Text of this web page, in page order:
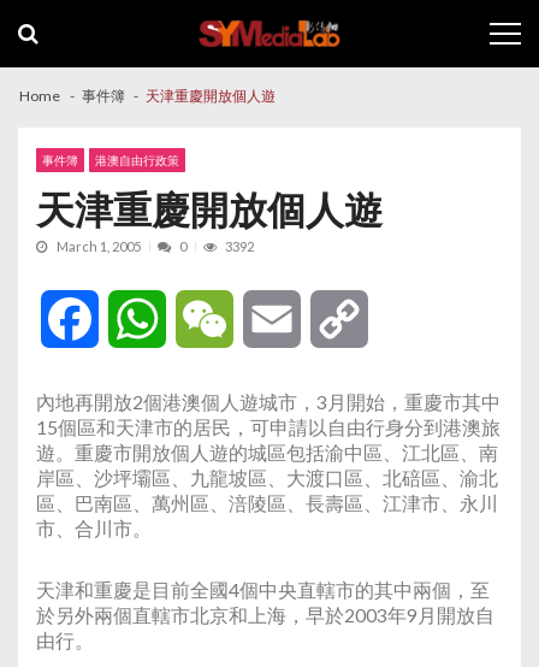
navigation
content
Home 事件簿 天津重慶開放個人遊
事件簿 港澳自由行政策
天津重慶開放個人遊
March 1, 2005 0 3392
Facebook WhatsAppWeChat Email
內地再開放2個港澳個人遊城市，3月開始，重慶市其中
15個區和天津市的居民，可申請以自由行身分到港澳旅
遊。重慶市開放個人遊的城區包括渝中區、江北區、南
岸區、沙坪壩區、九龍坡區、大渡口區、北碚區、渝北
區、巴南區、萬州區、涪陵區、長壽區、江津市、永川
市、合川市。
天津和重慶是目前全國4個中央直轄市的其中兩個，至
於另外兩個直轄市北京和上海，早於2003年9月開放自
由行。